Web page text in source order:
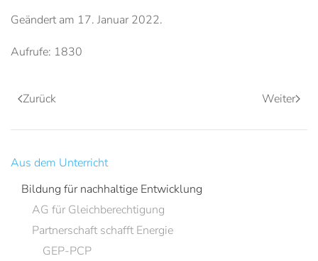
Geändert am 17. Januar 2022.
Aufrufe: 1830
Zurück Weiter
Aus dem Unterricht
Bildung für nachhaltige Entwicklung
AG für Gleichberechtigung
Partnerschaft schafft Energie
GEP-PCP